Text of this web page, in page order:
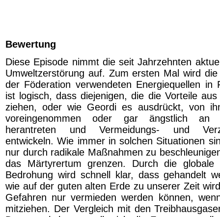
Bewertung
Diese Episode nimmt die seit Jahrzehnten
Umweltzerstörung auf. Zum ersten Mal wird
der Föderation verwendeten Energiequellen in
ist logisch, dass diejenigen, die die Vorteile
ziehen, oder wie Geordi es ausdrückt, von
voreingenommen oder gar ängstlich an
herantreten und Vermeidungs- und
entwickeln. Wie immer in solchen Situationen
nur durch radikale Maßnahmen zu
das Märtyrertum grenzen. Durch die globale
Bedrohung wird schnell klar, dass gehandelt
wie auf der guten alten Erde zu unserer Zeit
Gefahren nur vermieden werden können,
mitziehen. Der Vergleich mit den